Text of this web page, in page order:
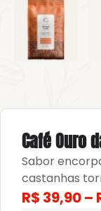
Café Ouro
Sabor
castanhas
R$ 39,90–